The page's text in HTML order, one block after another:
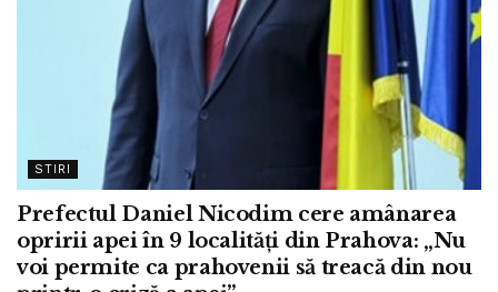
STIRI
Prefectul Daniel Nicodim cere amânarea
opririi apei în 9 localități din Prahova: „Nu
voi permite ca prahovenii să treacă din nou